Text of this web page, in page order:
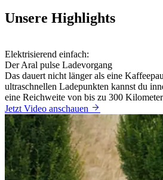
Unsere Highlights
Elektrisierend einfach:
Der Aral pulse Ladevorgang
Das dauert nicht länger als eine
ultraschnellen Ladepunkten kannst du
eine Reichweite von bis zu 300
Jetzt Video anschauen